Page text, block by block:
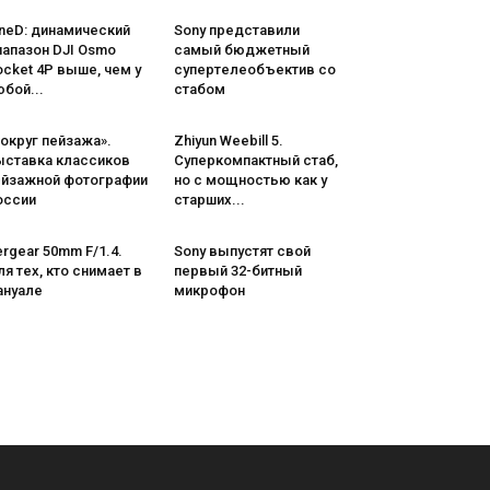
динамический
DJI Osmo
4P выше, чем у
Sony представили
самый бюджетный
супертелеобъектив со
стабом
пейзажа».
классиков
фотографии
Zhiyun Weebill 5.
Cуперкомпактный стаб,
но с мощностью как у
старших...
50mm F/1.4.
тех, кто снимает в
Sony выпустят свой
первый 32-битный
микрофон